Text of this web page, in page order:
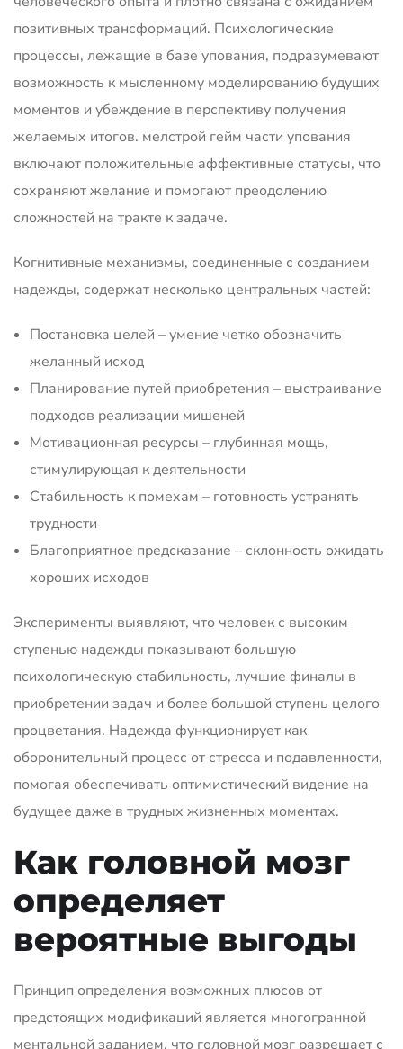
позитивных трансформаций. Психологические
процессы, лежащие в базе упования, подразумевают
возможность к мысленному моделированию будущих
моментов и убеждение в перспективу получения
желаемых итогов. мелстрой гейм части упования
включают положительные аффективные статусы, что
сохраняют желание и помогают преодолению
сложностей на тракте к задаче.
Когнитивные механизмы, соединенные с созданием
надежды, содержат несколько центральных частей:
Постановка целей – умение четко обозначить
желанный исход
Планирование путей приобретения – выстраивание
подходов реализации мишеней
Мотивационная ресурсы – глубинная мощь,
стимулирующая к деятельности
Стабильность к помехам – готовность устранять
трудности
Благоприятное предсказание – склонность ожидать
хороших исходов
Эксперименты выявляют, что человек с высоким
ступенью надежды показывают большую
психологическую стабильность, лучшие финалы в
приобретении задач и более большой ступень целого
процветания. Надежда функционирует как
оборонительный процесс от стресса и подавленности,
помогая обеспечивать оптимистический видение на
будущее даже в трудных жизненных моментах.
Как головной мозг
определяет
вероятные выгоды
Принцип определения возможных плюсов от
предстоящих модификаций является многогранной
ментальной заданием, что головной мозг разрешает с